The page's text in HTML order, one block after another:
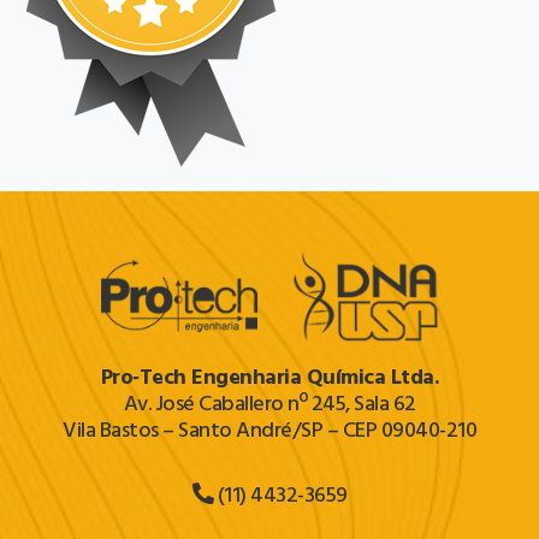
Pro‐Tech Engenharia Química Ltda.
Av. José Caballero nº 245, Sala 62
Vila Bastos – Santo André/SP – CEP 09040-210
(11) 4432-3659